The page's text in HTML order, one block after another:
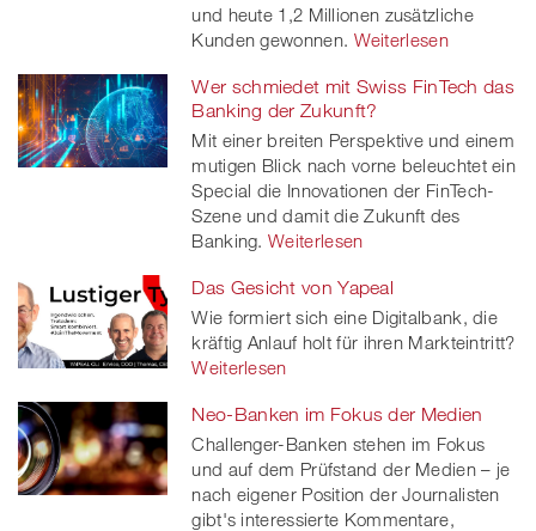
und heute 1,2 Millionen zusätzliche
Kunden gewonnen. Weiterlesen
Wer schmiedet mit Swiss FinTech das
Banking der Zukunft?
Mit einer breiten Perspektive und einem
mutigen Blick nach vorne beleuchtet ein
Special die Innovationen der FinTech-
Szene und damit die Zukunft des
Banking. Weiterlesen
Das Gesicht von Yapeal
Wie formiert sich eine Digitalbank, die
kräftig Anlauf holt für ihren Markteintritt?
Weiterlesen
Neo-Banken im Fokus der Medien
Challenger-Banken stehen im Fokus
und auf dem Prüfstand der Medien – je
nach eigener Position der Journalisten
gibt's interessierte Kommentare,